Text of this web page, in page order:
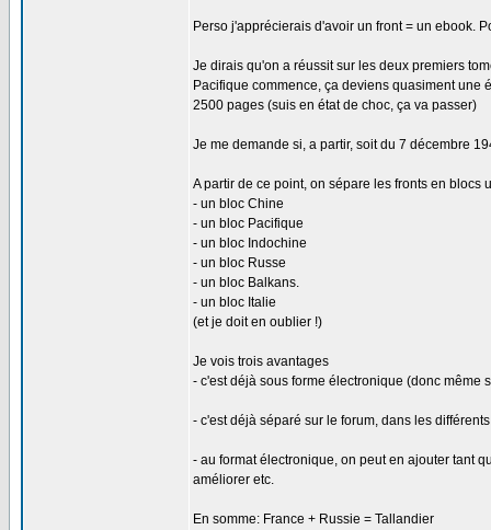
Perso j'apprécierais d'avoir un front = un ebook.
Je dirais qu'on a réussit sur les deux premiers
Pacifique commence, ça deviens quasiment une
2500 pages (suis en état de choc, ça va passer)
Je me demande si, a partir, soit du 7 décembre
A partir de ce point, on sépare les fronts en blocs
- un bloc Chine
- un bloc Pacifique
- un bloc Indochine
- un bloc Russe
- un bloc Balkans.
- un bloc Italie
(et je doit en oublier !)
Je vois trois avantages
- c'est déjà sous forme électronique (donc même
- c'est déjà séparé sur le forum, dans les
- au format électronique, on peut en ajouter tant
améliorer etc.
En somme: France + Russie = Tallandier